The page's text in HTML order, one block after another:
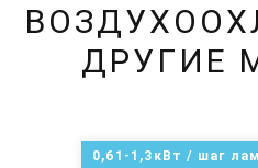
ДРУГИЕ
0,61-1,3кВт / шаг